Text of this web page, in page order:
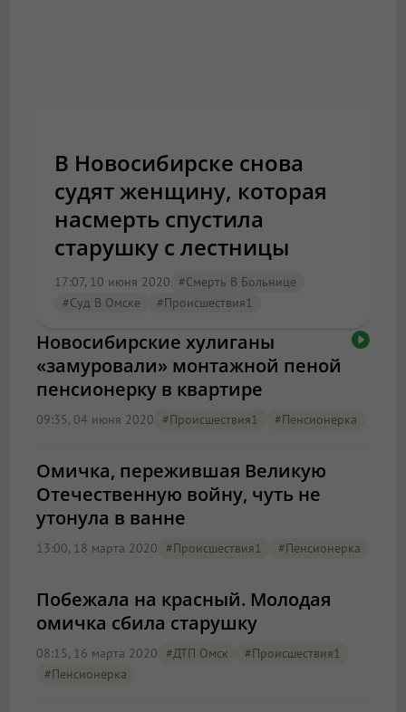
В Новосибирске снова
судят женщину, которая
насмерть спустила
старушку с лестницы
17:07, 10 июня 2020 #смерть В Больнице
#Суд В Омске
#Происшествия1
Новосибирские хулиганы
«замуровали» монтажной пеной
пенсионерку в квартире
09:35, 04 июня 2020 #Происшествия1 #пенсионерка
Омичка, пережившая Великую
Отечественную войну, чуть не
утонула в ванне
13:00, 18 марта 2020 #Происшествия1 #пенсионерка
Побежала на красный. Молодая
омичка сбила старушку
08:15, 16 марта 2020 #ДТП Омск
#Происшествия1
#пенсионерка